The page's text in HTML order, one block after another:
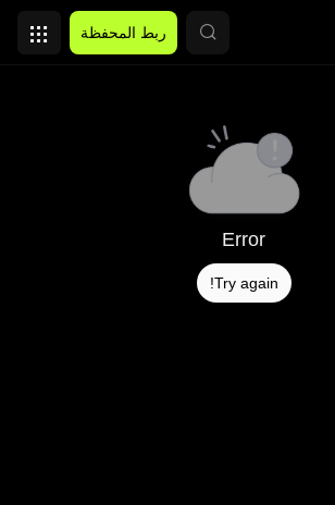
ربط المحفظة
Error
Try again!